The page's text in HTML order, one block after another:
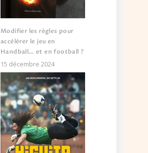
Modifier les règles pour
accélérer le jeu en
Handball… et en football ?
15 décembre 2024